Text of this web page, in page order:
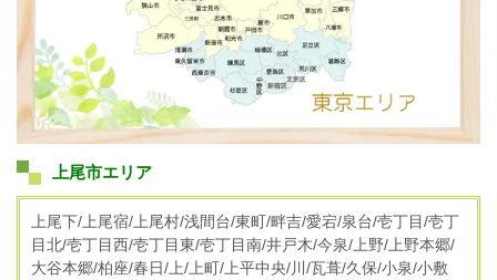
上尾市エリア
上尾下/上尾宿/上尾村/浅間台/東町/畔吉/愛宕/泉台/壱丁目/壱丁
目北/壱丁目西/壱丁目東/壱丁目南/井戸木/今泉/上野/上野本郷/
大谷本郷/柏座/春日/上/上町/上平中央/川/瓦葺/久保/小泉/小敷